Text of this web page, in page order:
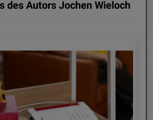
des Autors Jochen Wieloch